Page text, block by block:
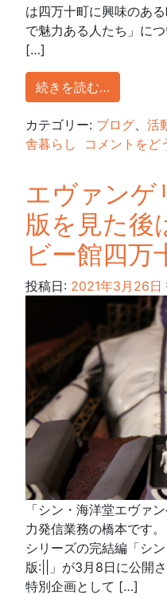
は四万十町に興味のあ
で魅力ある人たち」に
[…]
続きを読む…
カテゴリー: ブログ 活
舎暮らし
コメントをど
エヴァンゲ
版を見た後
ビー館四万
投稿日: 2021年3月26日
「シン・海洋堂エヴァ
力発信業務の橋本です
シリーズの完結編「シ
版:||」が3月8日に公開
特別企画として […]